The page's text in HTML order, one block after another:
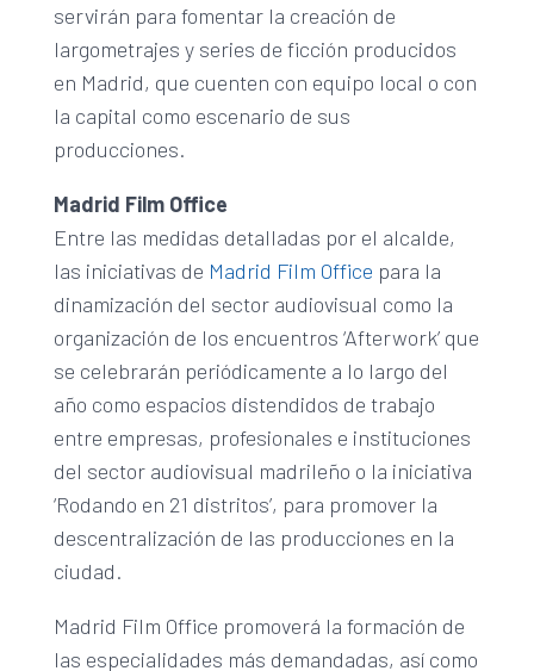
servirán para fomentar la creación de
largometrajes y series de ficción producidos
en Madrid, que cuenten con equipo local o con
la capital como escenario de sus
producciones.
Madrid Film Office
Entre las medidas detalladas por el alcalde,
las iniciativas de Madrid Film Office para la
dinamización del sector audiovisual como la
organización de los encuentros ‘Afterwork’ que
se celebrarán periódicamente a lo largo del
año como espacios distendidos de trabajo
entre empresas, profesionales e instituciones
del sector audiovisual madrileño o la iniciativa
‘Rodando en 21 distritos’, para promover la
descentralización de las producciones en la
ciudad.
Madrid Film Office promoverá la formación de
las especialidades más demandadas, así como